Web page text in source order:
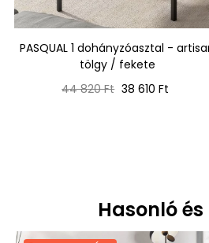
PASQUAL 1 dohányzóasztal -
tölgy / fekete
Normál
44 820 Ft Ár
38 610 Ft
Hasonló